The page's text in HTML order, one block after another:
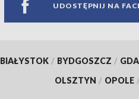
UDOSTĘPNIJ NA
BIAŁYSTOK / BYDGOSZCZ /
OLSZTYN / OPOLE